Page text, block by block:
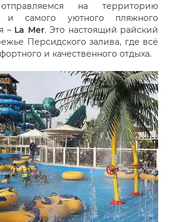
на территорию
и самого уютного пляжного
– La Mer. Это настоящий райский
Персидского залива, где всё
и качественного отдыха.